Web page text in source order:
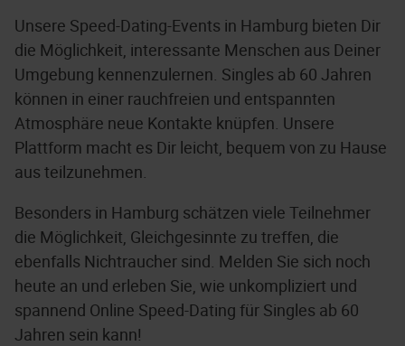
Unsere Speed-Dating-Events in Hamburg bieten Dir
die Möglichkeit, interessante Menschen aus Deiner
Umgebung kennenzulernen. Singles ab 60 Jahren
können in einer rauchfreien und entspannten
Atmosphäre neue Kontakte knüpfen. Unsere
Plattform macht es Dir leicht, bequem von zu Hause
aus teilzunehmen.
Besonders in Hamburg schätzen viele Teilnehmer
die Möglichkeit, Gleichgesinnte zu treffen, die
ebenfalls Nichtraucher sind. Melden Sie sich noch
heute an und erleben Sie, wie unkompliziert und
spannend Online Speed-Dating für Singles ab 60
Jahren sein kann!